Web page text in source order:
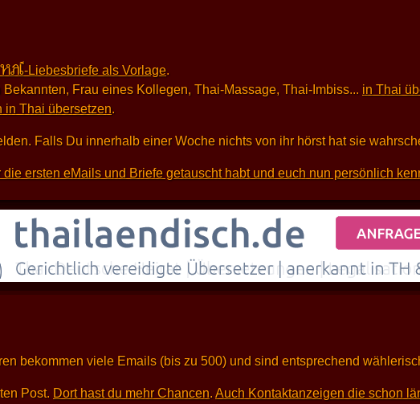
-Liebesbriefe als Vorlage.
Frau eines Kollegen, Thai-Massage, Thai-Imbiss... in Thai
in Thai übersetzen.
Falls Du innerhalb einer Woche nichts von ihr hörst hat sie
ersten eMails und Briefe getauscht habt und euch nun persönlich
bekommen viele Emails (bis zu 500) und sind entsprechend
Post. Dort hast du mehr Chancen. Auch Kontaktanzeigen die schon